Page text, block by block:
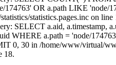
174763' OR a.path LIKE 'node/
statistics.pages.inc on line
SELECT a.aid, a.timestamp,
WHERE a.path = 'node/
0, 30 in /home/www/virtual/
18.